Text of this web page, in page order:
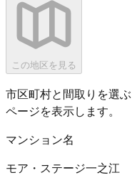
この地区を見る
市区町村と間取りを選
ページを表示します。
マンション名
モア・ステージ一之江